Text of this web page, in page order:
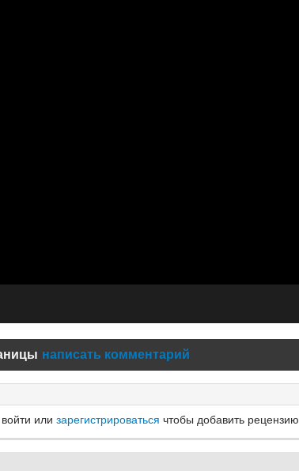
написать комментарий
или зарегистрироваться чтобы добавить рецензию.